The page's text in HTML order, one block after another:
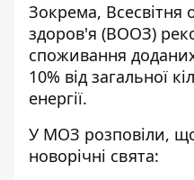
Зокрема, Всесвітня
здоров'я (ВООЗ)
споживання
10% від загальної
енергії.
У МОЗ розповіли,
новорічні свята: